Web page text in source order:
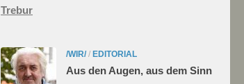
Trebur
/WIR/ / EDITORIAL
Aus den Augen, aus dem Sinn